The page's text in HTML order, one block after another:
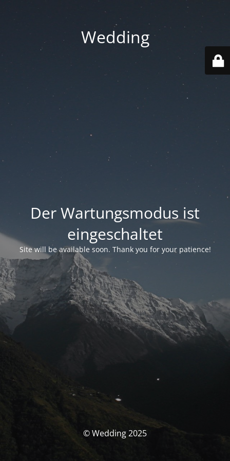
Wedding
Der Wartungsmodus ist
eingeschaltet
Site will be available soon. Thank you for your patience!
© Wedding 2025